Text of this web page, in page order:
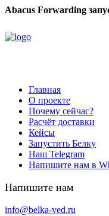
Abacus Forwarding
Главная
О проекте
Почему сейчас?
Расчёт доставки
Кейсы
Запустить Белку
Наш Telegram
Напишите нам в
Напишите нам
info@belka-ved.ru